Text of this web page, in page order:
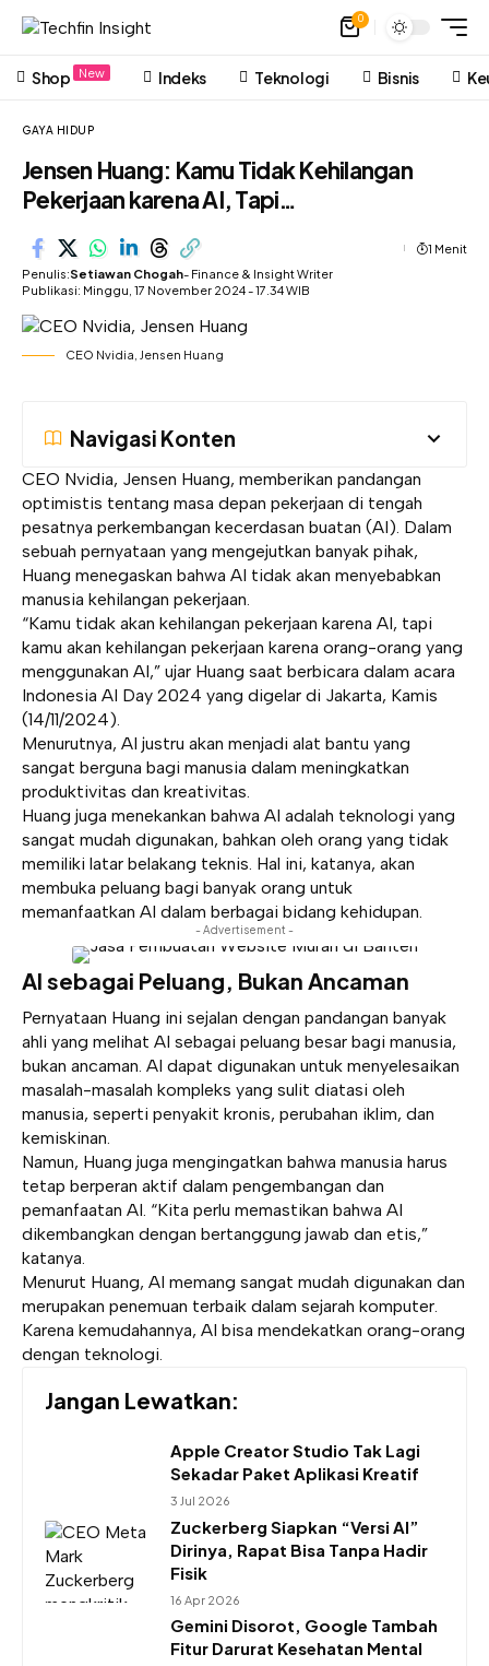
0
Shop New Indeks Teknologi Bisnis
GAYA HIDUP
Jensen Huang: Kamu Tidak Kehilangan
Pekerjaan karena AI, Tapi…
Penulis:Setiawan Chogah- Finance & Insight Writer
Publikasi: Minggu, 17 November 2024 - 17.34 WIB
1 Menit
CEO Nvidia, Jensen Huang
Navigasi Konten
CEO Nvidia, Jensen Huang, memberikan pandangan
optimistis tentang masa depan pekerjaan di tengah
pesatnya perkembangan kecerdasan buatan (AI). Dalam
sebuah pernyataan yang mengejutkan banyak pihak,
Huang menegaskan bahwa AI tidak akan menyebabkan
manusia kehilangan pekerjaan.
“Kamu tidak akan kehilangan pekerjaan karena AI, tapi
kamu akan kehilangan pekerjaan karena orang-orang yang
menggunakan AI,” ujar Huang saat berbicara dalam acara
Indonesia AI Day 2024 yang digelar di Jakarta, Kamis
(14/11/2024).
Menurutnya, AI justru akan menjadi alat bantu yang
sangat berguna bagi manusia dalam meningkatkan
produktivitas dan kreativitas.
Huang juga menekankan bahwa AI adalah teknologi yang
sangat mudah digunakan, bahkan oleh orang yang tidak
memiliki latar belakang teknis. Hal ini, katanya, akan
membuka peluang bagi banyak orang untuk
memanfaatkan AI dalam berbagai bidang kehidupan.
- Advertisement -
AI sebagai Peluang, Bukan Ancaman
Pernyataan Huang ini sejalan dengan pandangan banyak
ahli yang melihat AI sebagai peluang besar bagi manusia,
bukan ancaman. AI dapat digunakan untuk menyelesaikan
masalah-masalah kompleks yang sulit diatasi oleh
manusia, seperti penyakit kronis, perubahan iklim, dan
kemiskinan.
Namun, Huang juga mengingatkan bahwa manusia harus
tetap berperan aktif dalam pengembangan dan
pemanfaatan AI. “Kita perlu memastikan bahwa AI
dikembangkan dengan bertanggung jawab dan etis,”
katanya.
Menurut Huang, AI memang sangat mudah digunakan dan
merupakan penemuan terbaik dalam sejarah komputer.
Karena kemudahannya, AI bisa mendekatkan orang-orang
dengan teknologi.
Jangan Lewatkan:
Apple Creator Studio Tak Lagi
Sekadar Paket Aplikasi Kreatif
3 Jul 2026
Zuckerberg Siapkan “Versi AI”
Dirinya, Rapat Bisa Tanpa Hadir
Fisik
16 Apr 2026
Gemini Disorot, Google Tambah
Fitur Darurat Kesehatan Mental